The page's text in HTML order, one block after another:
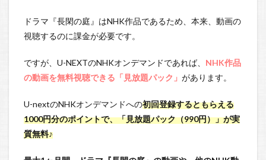
ドラマ『長閑の庭』はNHK作品であるため、本来、動画の
視聴するのに課金が必要です。
ですが、U-NEXTのNHKオンデマンドであれば、 NHK作品
の動画を無料視聴できる「見放題パック」 があります。
U-nextのNHKオンデマンドへの初回登録するともらえる
1000円分のポイントで、「見放題パック（990円）」が実
質無料♪